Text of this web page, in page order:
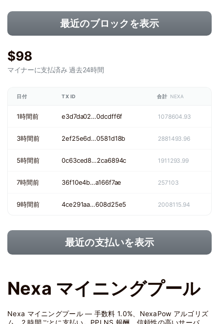
最近のブロックを表示
$98
マイナーに支払済み過去24時間
日付 TX ID 合計 NEXA
1時間前 e3d7da02…0dcdff6f 1078604.93
3時間前 2ef25e6d…0581d18b 2881493.96
5時間前 0c63ced8…2ca6894c 1911293.99
7時間前 36f10e4b…a166f7ae 257103
9時間前 4ce291aa…608d25e5 2008115.94
最近の支払いを表示
Nexa マイニングプール
Nexa マイニングプール — 手数料 1.0%、NexaPow アルゴリズ
ム、2 時間ごとに支払い。PPLNS 報酬、信頼性の高いサーバ